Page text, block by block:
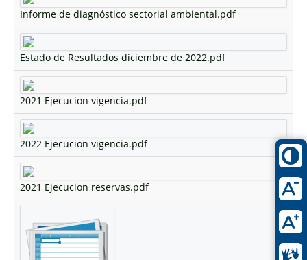
Informe de diagnóstico sectorial ambiental.pdf
Estado de Resultados diciembre de 2022.pdf
2021 Ejecucion vigencia.pdf
2022 Ejecucion vigencia.pdf
2021 Ejecucion reservas.pdf